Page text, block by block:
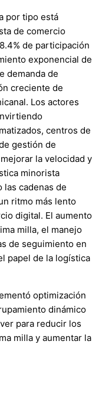
por tipo está
de comercio
de participación
exponencial de
demanda de
creciente de
Los actores
centros de
gestión de
la velocidad y
minorista
las cadenas de
ritmo más lento
digital. El aumento
milla, el manejo
de seguimiento en
papel de la logística
optimización
dinámico
para reducir los
milla y aumentar la